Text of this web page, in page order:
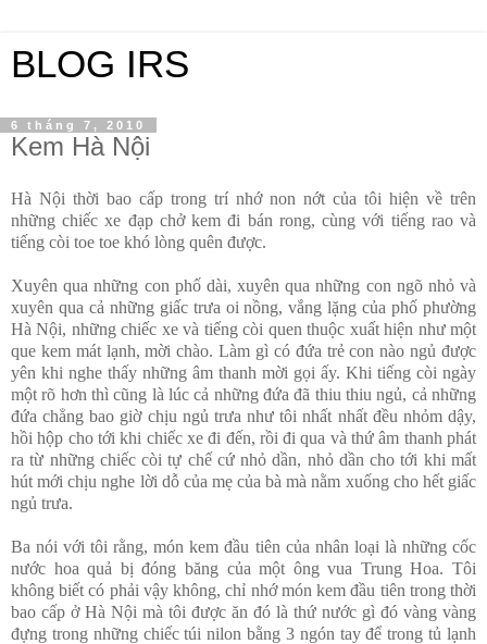
BLOG IRS
6 tháng 7, 2010
Kem Hà Nội
Hà Nội thời bao cấp trong trí nhớ non nớt của tôi hiện về trên
những chiếc xe đạp chở kem đi bán rong, cùng với tiếng rao và
tiếng còi toe toe khó lòng quên được.
Xuyên qua những con phố dài, xuyên qua những con ngõ nhỏ và
xuyên qua cả những giấc trưa oi nồng, vắng lặng của phố phường
Hà Nội, những chiếc xe và tiếng còi quen thuộc xuất hiện như một
que kem mát lạnh, mời chào. Làm gì có đứa trẻ con nào ngủ được
yên khi nghe thấy những âm thanh mời gọi ấy. Khi tiếng còi ngày
một rõ hơn thì cũng là lúc cả những đứa đã thiu thiu ngủ, cả những
đứa chẳng bao giờ chịu ngủ trưa như tôi nhất nhất đều nhỏm dậy,
hồi hộp cho tới khi chiếc xe đi đến, rồi đi qua và thứ âm thanh phát
ra từ những chiếc còi tự chế cứ nhỏ dần, nhỏ dần cho tới khi mất
hút mới chịu nghe lời dỗ của mẹ của bà mà nằm xuống cho hết giấc
ngủ trưa.
Ba nói với tôi rằng, món kem đầu tiên của nhân loại là những cốc
nước hoa quả bị đóng băng của một ông vua Trung Hoa. Tôi
không biết có phải vậy không, chỉ nhớ món kem đầu tiên trong thời
bao cấp ở Hà Nội mà tôi được ăn đó là thứ nước gì đó vàng vàng
đựng trong những chiếc túi nilon bằng 3 ngón tay để trong tủ lạnh